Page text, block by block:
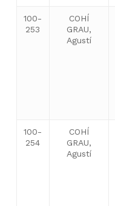
100-
253
COHÍ
GRAU,
Agustí
100-
254
COHÍ
GRAU,
Agustí